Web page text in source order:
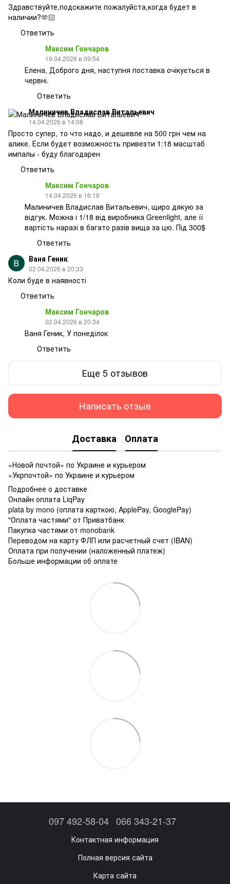
Здравствуйте,подскажите пожалуйста,когда будет в
наличии?🫶🏻
Ответить
Максим Гончаров
19.04.2026 в 09:54
Елена, Доброго дня, наступня поставка очікується в
червні.
Ответить
Малиничев Владислав Витальевич
14.04.2026 в 14:08
Просто супер, то что надо, и дешевле на 500 грн чем на
алике. Если будет возможность привезти 1:18 масштаб
импалы - буду благодарен
Ответить
Максим Гончаров
14.04.2026 в 16:18
Малиничев Владислав Витальевич, щиро дякую за
відгук. Можна і 1/18 від виробника Greenlight, але її
вартість наразі в багато разів вища за цю. Під 300$
Ответить
Ваня Геник
02.04.2026 в 20:33
Коли буде в наявності
Ответить
Максим Гончаров
02.04.2026 в 20:34
Ваня Геник, У понеділок
Ответить
Еще 5 отзывов
Написать отзыв
Доставка Оплата
«Новой почтой» по Украине и курьером
«Укрпочтой» по Украине и курьером
Подробнее о доставке
Онлайн оплата LiqPay
plata by mono (оплата карткою, ApplePay, GooglePay)
"Оплата частями" от Приватбанк
Пакупка частями от monobank
Переводом на карту ФЛП или расчетный счет (IBAN)
Оплата при получении (наложенный платеж)
Больше информации об оплате
097 492-58-04 066 343-21-37
Контактная информация
Полная версия сайта
Карта сайта